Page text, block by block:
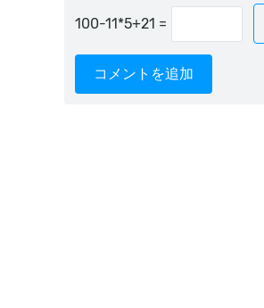
=
コメントを追加